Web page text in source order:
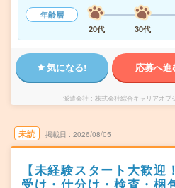
年齢層
20代
30代
気になる! 応募へ進
派遣会社 株式会社綜合キャリアオプ
未読 掲載日 2026/08/05
【未経験スタート大歓迎
受け・仕分け・検査・梱